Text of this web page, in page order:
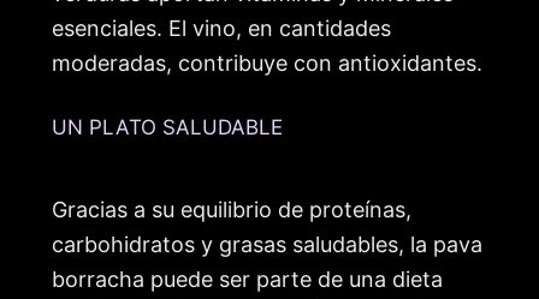
esenciales. El vino, en cantidades
moderadas, contribuye con antioxidantes.
UN PLATO SALUDABLE
Gracias a su equilibrio de proteínas,
carbohidratos y grasas saludables, la pava
borracha puede ser parte de una dieta